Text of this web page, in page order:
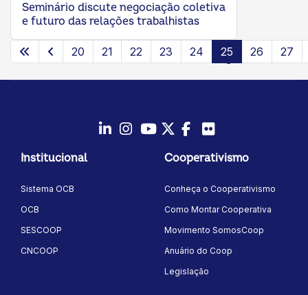
Seminário discute negociação coletiva
e futuro das relações trabalhistas
Página 25 de 35
20 21 22 23 24 25 26 27
Instagram
YoutubeTwitter/X
Facebook
Institucional
Sistema OCB
OCB
SESCOOP
CNCOOP
Cooperativismo
Conheça o Cooperativismo
Como Montar Cooperativa
Movimento SomosCoop
Anuário do Coop
Legislação